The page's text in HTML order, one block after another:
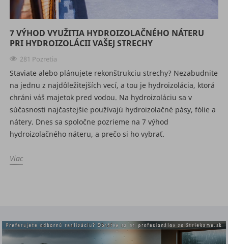
7 VÝHOD VYUŽITIA HYDROIZOLAČNÉHO NÁTERU
PRI HYDROIZOLÁCII VAŠEJ STRECHY
281 Pozretia
Staviate alebo plánujete rekonštrukciu strechy? Nezabudnite
na jednu z najdôležitejších vecí, a tou je hydroizolácia, ktorá
chráni váš majetok pred vodou. Na hydroizoláciu sa v
súčasnosti najčastejšie používajú hydroizolačné pásy, fólie a
nátery. Dnes sa spoločne pozrieme na 7 výhod
hydroizolačného náteru, a prečo si ho vybrať.
Viac